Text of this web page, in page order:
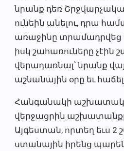
նրանք դեռ
ունեին անելու, դրա
առաջինը տրամադրվեց
իսկ շահառուները չէին
վերադառնալ՝ նրանք
աշնանային օրը եւ
Հանգանակի
վերջացրին աշխատանքը
Այգեստան, որտեղ եւս 2
ստանային իրենց